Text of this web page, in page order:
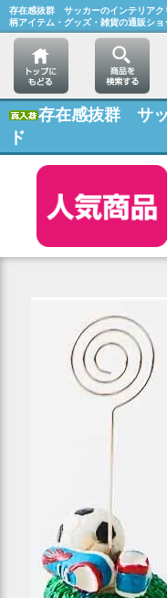
存在感抜群 サッカーのインテリアク
柄アイテム・グッズ・雑貨の通販ショ
存在感抜群 サ
ド